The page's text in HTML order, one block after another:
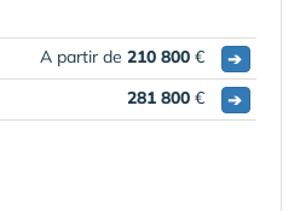
A partir de 210 800 €
➔
281 800 € ➔